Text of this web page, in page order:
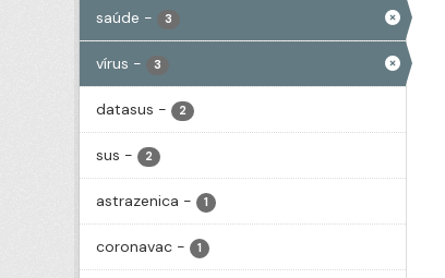
saúde - 3
vírus - 3
datasus - 2
sus - 2
astrazenica - 1
coronavac - 1